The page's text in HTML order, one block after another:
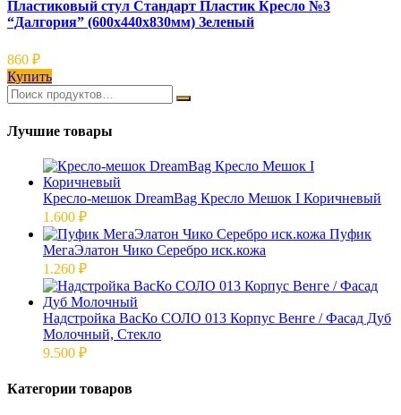
Пластиковый стул Стандарт Пластик Кресло №3
“Далгория” (600х440х830мм) Зеленый
860 ₽
Купить
Лучшие товары
Кресло-мешок DreamBag Кресло Мешок I Коричневый
1.600 ₽
Пуфик
МегаЭлатон Чико Серебро иск.кожа
1.260 ₽
Надстройка ВасКо СОЛО 013 Корпус Венге / Фасад Дуб
Молочный, Стекло
9.500 ₽
Категории товаров